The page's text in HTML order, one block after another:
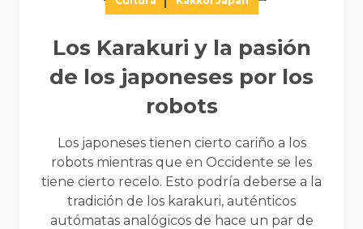
Los Karakuri y la pasión
de los japoneses por los
robots
Los japoneses tienen cierto cariño a los
robots mientras que en Occidente se les
tiene cierto recelo. Esto podría deberse a la
tradición de los karakuri, auténticos
autómatas analógicos de hace un par de